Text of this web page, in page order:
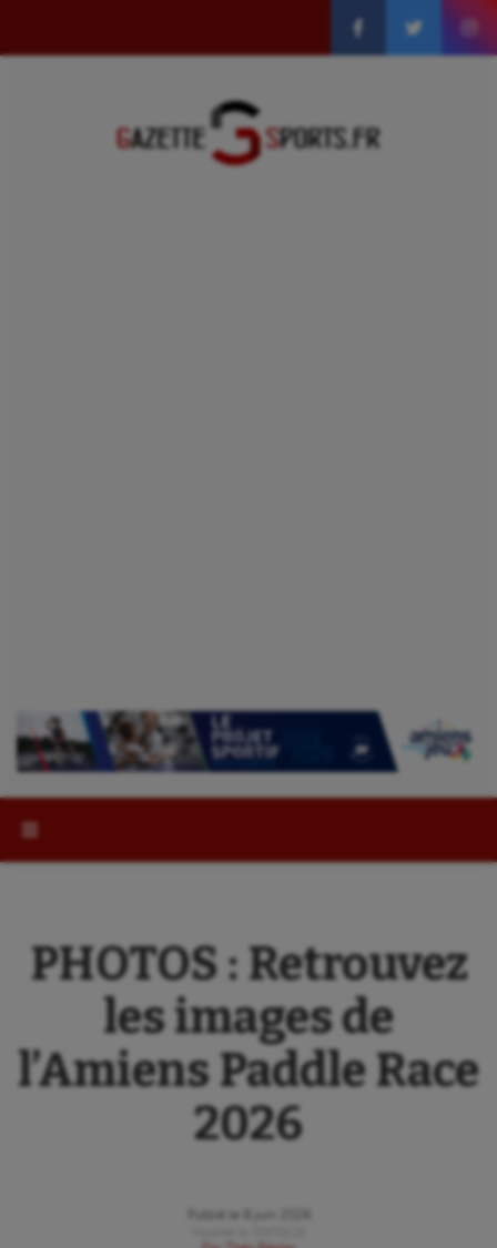
PHOTOS : Retrouvez
les images de
l’Amiens Paddle Race
2026
Publié le